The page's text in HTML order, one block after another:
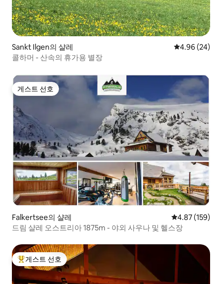
Sankt Ilgen의 샬레 평점 4.96점(5
4.96 (24)
콜하머 - 산속의 휴가용 별장
게스트 선호
게스트 선호
Falkertsee의 샬레 평점 4.87점(5
4.87 (159)
드림 샬레 오스트리아 1875m - 야외 사우나 및 헬스장
상위 게스트 선호
게스트 선호